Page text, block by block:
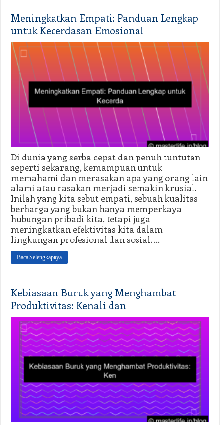
Meningkatkan Empati: Panduan Lengkap
untuk Kecerdasan Emosional
Di dunia yang serba cepat dan penuh tuntutan
seperti sekarang, kemampuan untuk
memahami dan merasakan apa yang orang lain
alami atau rasakan menjadi semakin krusial.
Inilah yang kita sebut empati, sebuah kualitas
berharga yang bukan hanya memperkaya
hubungan pribadi kita, tetapi juga
meningkatkan efektivitas kita dalam
lingkungan profesional dan sosial. …
Baca Selengkapnya
Kebiasaan Buruk yang Menghambat
Produktivitas: Kenali dan